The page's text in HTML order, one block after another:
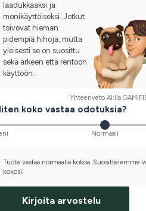
laadukkaaksi ja
monikäyttöiseksi. Jotkut
toivovat hieman
pidempiä hihoja, mutta
yleisesti se on suosittu
sekä arkeen että rentoon
käyttöön.
Yhteenveto AI:lla
koko vastaa odotuksia?
Normaali
Tuote vastaa normaalia kokoa. Suosittelemme
kokosi.
Kirjoita arvostelu